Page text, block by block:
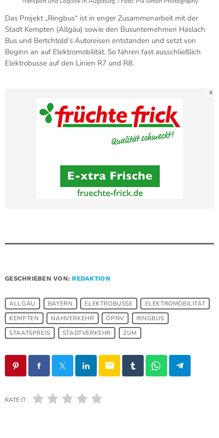
Das Projekt „Ringbus“ ist in enger Zusammenarbeit mit der
Stadt Kempten (Allgäu) sowie den Busunternehmen Haslach
Bus und Bertchtold’s Autoreisen entstanden und setzt von
Beginn an auf Elektromobilität. So fahren fast ausschließlich
Elektrobusse auf den Linien R7 und R8.
X
GESCHRIEBEN VON: REDAKTION
ALLGÄU BAYERN ELEKTROBUSSE
ELEKTROMOBILITÄT
KEMPTEN
NAHVERKEHR ÖPNV
RINGBUS
STAATSPREIS
STADTVERKEHR ZUM
email
RATE IT